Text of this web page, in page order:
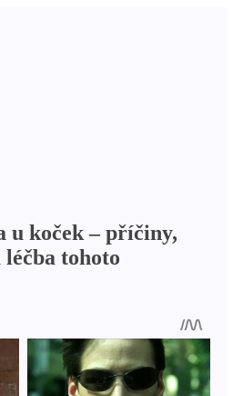
u koček – příčiny,
tohoto